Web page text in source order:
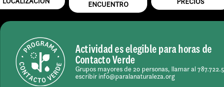
ENCUENTRO
Actividad es elegible para horas de
Contacto Verde
Grupos mayores de 20 personas, llamar al
escribir info@paralanaturaleza.org